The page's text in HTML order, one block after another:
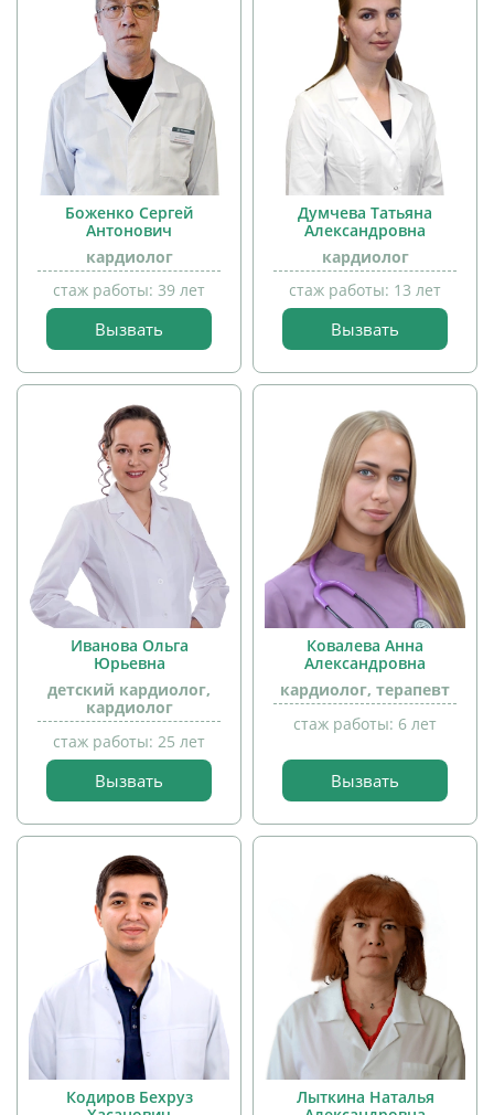
прием
детей
Боженко Сергей
Антонович
кардиолог
стаж работы: 39 лет
Вызвать
прием
детей
Думчева Татьяна
Александровна
кардиолог
стаж работы: 13 лет
Вызвать
прием
детей
Иванова Ольга
Юрьевна
детский кардиолог,
кардиолог
стаж работы: 25 лет
Вызвать
прием
Ковалева Анна
Александровна
кардиолог, терапевт
стаж работы: 6 лет
Вызвать
Кодиров Бехруз
Лыткина Наталья